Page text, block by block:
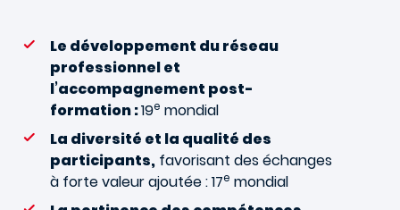
Le développement du réseau
professionnel et
l’accompagnement post-
formation :19e mondial
La diversité et la qualité des
participants, favorisant des échanges
à forte valeur ajoutée : 17e mondial